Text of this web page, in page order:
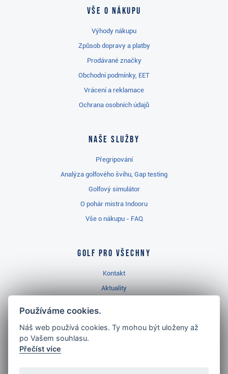
Vše o nákupu
Výhody nákupu
Způsob dopravy a platby
Prodávané značky
Obchodní podmínky, EET
Vrácení a reklamace
Ochrana osobních údajů
Naše služby
Přegripování
Analýza golfového švihu, Gap testing
Golfový simulátor
O pohár mistra Indooru
Vše o nákupu - FAQ
Golf pro všechny
Kontakt
Aktuality
Golfový slovník
Používáme cookies.
Náš web používá cookies. Ty mohou být uloženy až
po Vašem souhlasu.
Přečíst více